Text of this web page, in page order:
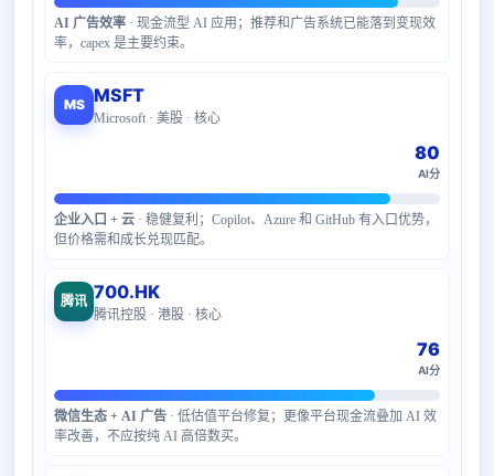
AI 广告效率 · 现金流型 AI 应用；推荐和广告系统已能落到变现效
率，capex 是主要约束。
MS MSFT
Microsoft · 美股 · 核心
80
AI分
企业入口 + 云 · 稳健复利；Copilot、Azure 和 GitHub 有入口优势，
但价格需和成长兑现匹配。
腾讯 700.HK
腾讯控股 · 港股 · 核心
76
AI分
微信生态 + AI 广告 · 低估值平台修复；更像平台现金流叠加 AI 效
率改善，不应按纯 AI 高倍数买。